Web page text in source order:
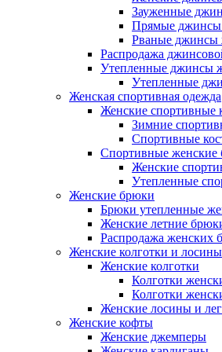
Зауженные
Прямые джинсы
Рваные джинсы
Распродажа
Утепленные джинсы
Утепленные
Женская спортивная одежда
Женские спортивные
Зимние
Спортивные
Спортивные женские
Женские
Утепленные
Женские брюки
Брюки утепленные
Женские летние
Распродажа женских
Женские колготки и лосины
Женские колготки
Колготки
Колготки
Женские лосины и
Женские кофты
Женские джемперы